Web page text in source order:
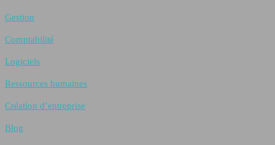
Gestion
Comptabilité
Logiciels
Ressources humaines
Création d’entreprise
Blog